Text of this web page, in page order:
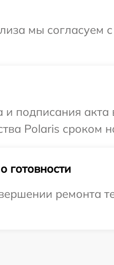
мы согласуем
подписания
Polaris сроком
готовности
ремонта